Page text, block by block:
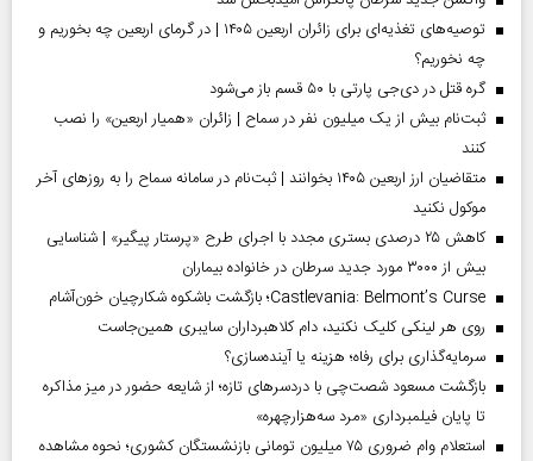
توصیه‌های تغذیه‌ای برای زائران اربعین ۱۴۰۵ | در گرمای اربعین چه بخوریم و
چه نخوریم؟
گره قتل در دی‌جی پارتی با ۵۰ قسم باز می‌شود
ثبت‌نام بیش از یک میلیون نفر در سماح | زائران «همیار اربعین» را نصب
کنند
متقاضیان ارز اربعین ۱۴۰۵ بخوانند | ثبت‌نام در سامانه سماح را به روز‌های آخر
موکول نکنید
کاهش ۲۵ درصدی بستری مجدد با اجرای طرح «پرستار پیگیر» | شناسایی
بیش از ۳۰۰۰ مورد جدید سرطان در خانواده بیماران
Castlevania: Belmont’s Curse؛ بازگشت باشکوه شکارچیان خون‌آشام
روی هر لینکی کلیک نکنید، دام کلاهبرداران سایبری همین‌جاست
سرمایه‌گذاری برای رفاه؛ هزینه یا آینده‌سازی؟
بازگشت مسعود شصت‌چی با دردسر‌های تازه؛ از شایعه حضور در میز مذاکره
تا پایان فیلمبرداری «مرد سه‌هزارچهره»
استعلام وام ضروری ۷۵ میلیون تومانی بازنشستگان کشوری؛ نحوه مشاهده